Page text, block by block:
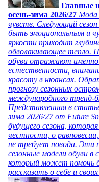
Главные
осень-зима 2026/27 Мода
чувств. Следующий
быть эмоциональным и
яркости приходит
обволакивающее тепло.
обуви отражают именно
естественности,
красоту в нюансах.
прогнозу сезонных
международного тренд-
Представленная в
зима 2026/27 от Future
будущего сезона,
честности, о
не требует повода. Эти
сезонные модели обуви в
который может помочь
рассказать о себе и